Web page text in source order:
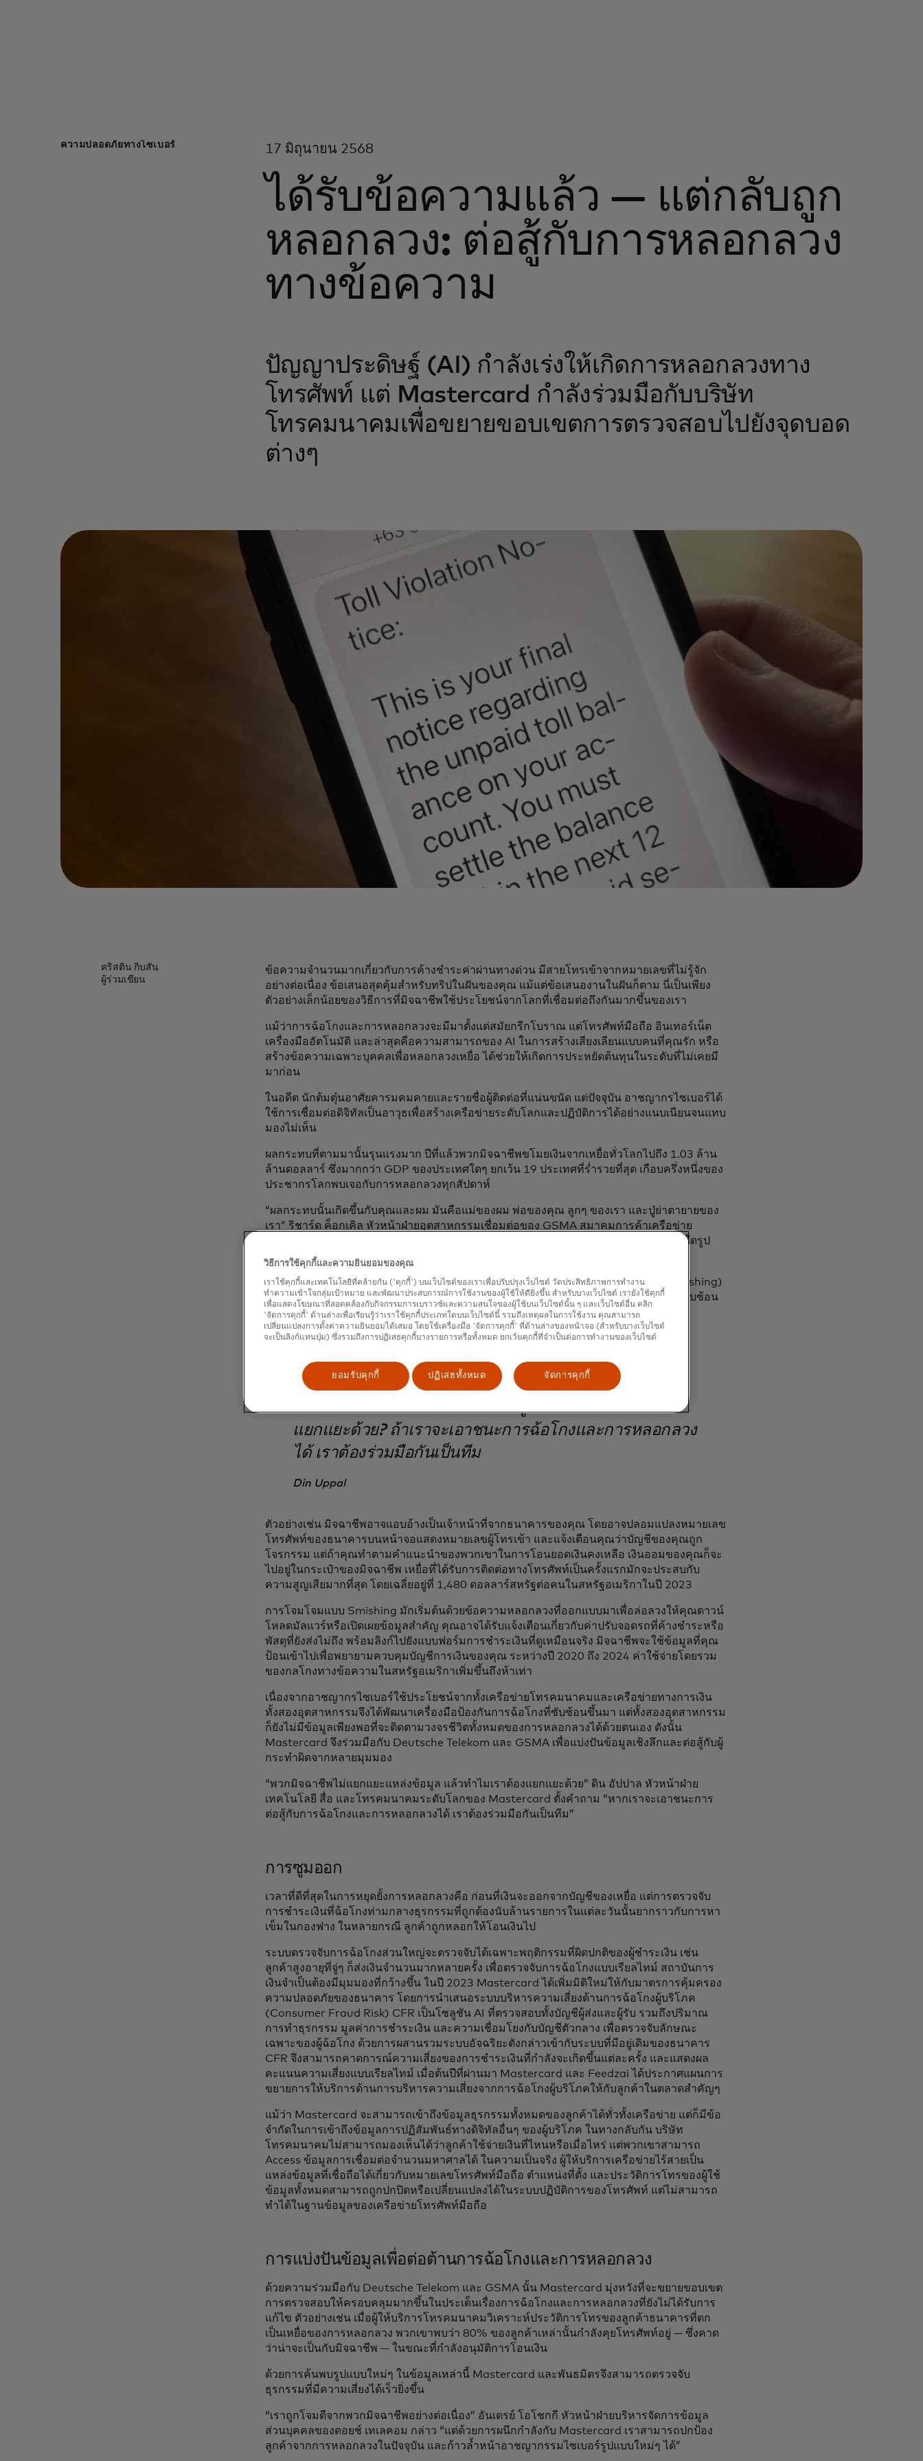
ความปลอดภัยทางไซเบอร์ 17 มิถุนายน 2568
ได้รับข้อความแล้ว — แต่กลับถูก
หลอกลวง: ต่อสู้กับการหลอกลวง
ทางข้อความ
ปัญญาประดิษฐ์ (AI) กำลังเร่งให้เกิดการหลอกลวงทาง
โทรศัพท์ แต่ Mastercard กำลังร่วมมือกับบริษัท
โทรคมนาคมเพื่อขยายขอบเขตการตรวจสอบไปยังจุดบอด
ต่างๆ
คริสติน กิบสัน
ผู้ร่วมเขียน
ข้อความจำนวนมากเกี่ยวกับการค้างชำระค่าผ่านทางด่วน มีสายโทรเข้าจากหมายเลขที่ไม่รู้จัก
อย่างต่อเนื่อง ข้อเสนอสุดคุ้มสำหรับทริปในฝันของคุณ แม้แต่ข้อเสนองานในฝันก็ตาม นี่เป็นเพียง
ตัวอย่างเล็กน้อยของวิธีการที่มิจฉาชีพใช้ประโยชน์จากโลกที่เชื่อมต่อถึงกันมากขึ้นของเรา
แม้ว่าการฉ้อโกงและการหลอกลวงจะมีมาตั้งแต่สมัยกรีกโบราณ แต่โทรศัพท์มือถือ อินเทอร์เน็ต
เครื่องมืออัตโนมัติ และล่าสุดคือความสามารถของ AI ในการสร้างเสียงเลียนแบบคนที่คุณรัก หรือ
สร้างข้อความเฉพาะบุคคลเพื่อหลอกลวงเหยื่อ ได้ช่วยให้เกิดการประหยัดต้นทุนในระดับที่ไม่เคยมี
มาก่อน
ในอดีต นักต้มตุ๋นอาศัยคารมคมคายและรายชื่อผู้ติดต่อที่แน่นขนัด แต่ปัจจุบัน อาชญากรไซเบอร์ได้
ใช้การเชื่อมต่อดิจิทัลเป็นอาวุธเพื่อสร้างเครือข่ายระดับโลกและปฏิบัติการได้อย่างแนบเนียนจนแทบ
มองไม่เห็น
ผลกระทบที่ตามมานั้นรุนแรงมาก ปีที่แล้วพวกมิจฉาชีพขโมยเงินจากเหยื่อทั่วโลกไปถึง 1.03 ล้าน
ล้านดอลลาร์ ซึ่งมากกว่า GDP ของประเทศใดๆ ยกเว้น 19 ประเทศที่ร่ำรวยที่สุด เกือบครึ่งหนึ่งของ
ประชากรโลกพบเจอกับการหลอกลวงทุกสัปดาห์
“ผลกระทบนั้นเกิดขึ้นกับคุณและผม มันคือแม่ของผม พ่อของคุณ ลูกๆ ของเรา และปู่ย่าตายายของ
เรา” ริชาร์ด ค็อกเคิล หัวหน้าฝ่ายอุตสาหกรรมเชื่อมต่อของ GSMA สมาคมการค้าเครือข่าย
โทรศัพท์มือถือกล่าว “ทุกคนรู้จักใครสักคนที่เคยตกเป็นเป้าหมายของการฉ้อโกงในรูปแบบใดรูป
แบบหนึ่ง”
ในปัจจุบัน การหลอกลวงส่วนใหญ่เริ่มต้นด้วยการโทรศัพท์ (vishing) หรือส่งข้อความ (smishing)
ในการโจมตีแบบวิชชิ่ง อาชญากรไซเบอร์ใช้เทคนิคทางสังคมและการปลอมแปลงตัวตนที่ซับซ้อน
เพื่อหลอกลวงผู้คนให้โอนเงินในสิ่งที่พวกเขาคิดว่าเป็นเรื่องถูกต้องตามกฎหมาย
แยกแยะด้วย? ถ้าเราจะเอาชนะการฉ้อโกงและการหลอกลวง
ได้ เราต้องร่วมมือกันเป็นทีม
Din Uppal
ตัวอย่างเช่น มิจฉาชีพอาจแอบอ้างเป็นเจ้าหน้าที่จากธนาคารของคุณ โดยอาจปลอมแปลงหมายเลข
โทรศัพท์ของธนาคารบนหน้าจอแสดงหมายเลขผู้โทรเข้า และแจ้งเตือนคุณว่าบัญชีของคุณถูก
โจรกรรม แต่ถ้าคุณทำตามคำแนะนำของพวกเขาในการโอนยอดเงินคงเหลือ เงินออมของคุณก็จะ
ไปอยู่ในกระเป๋าของมิจฉาชีพ เหยื่อที่ได้รับการติดต่อทางโทรศัพท์เป็นครั้งแรกมักจะประสบกับ
ความสูญเสียมากที่สุด โดยเฉลี่ยอยู่ที่ 1,480 ดอลลาร์สหรัฐต่อคนในสหรัฐอเมริกาในปี 2023
การโจมโจมแบบ Smishing มักเริ่มต้นด้วยข้อความหลอกลวงที่ออกแบบมาเพื่อล่อลวงให้คุณดาวน์
โหลดมัลแวร์หรือเปิดเผยข้อมูลสำคัญ คุณอาจได้รับแจ้งเตือนเกี่ยวกับค่าปรับจอดรถที่ค้างชำระหรือ
พัสดุที่ยังส่งไม่ถึง พร้อมลิงก์ไปยังแบบฟอร์มการชำระเงินที่ดูเหมือนจริง มิจฉาชีพจะใช้ข้อมูลที่คุณ
ป้อนเข้าไปเพื่อพยายามควบคุมบัญชีการเงินของคุณ ระหว่างปี 2020 ถึง 2024 ค่าใช้จ่ายโดยรวม
ของกลโกงทางข้อความในสหรัฐอเมริกาเพิ่มขึ้นถึงห้าเท่า
เนื่องจากอาชญากรไซเบอร์ใช้ประโยชน์จากทั้งเครือข่ายโทรคมนาคมและเครือข่ายทางการเงิน
ทั้งสองอุตสาหกรรมจึงได้พัฒนาเครื่องมือป้องกันการฉ้อโกงที่ซับซ้อนขึ้นมา แต่ทั้งสองอุตสาหกรรม
ก็ยังไม่มีข้อมูลเพียงพอที่จะติดตามวงจรชีวิตทั้งหมดของการหลอกลวงได้ด้วยตนเอง ดังนั้น
Mastercard จึงร่วมมือกับ Deutsche Telekom และ GSMA เพื่อแบ่งปันข้อมูลเชิงลึกและต่อสู้กับผู้
กระทำผิดจากหลายมุมมอง
“พวกมิจฉาชีพไม่แยกแยะแหล่งข้อมูล แล้วทำไมเราต้องแยกแยะด้วย” ดิน อัปปาล หัวหน้าฝ่าย
เทคโนโลยี สื่อ และโทรคมนาคมระดับโลกของ Mastercard ตั้งคำถาม “หากเราจะเอาชนะการ
ต่อสู้กับการฉ้อโกงและการหลอกลวงได้ เราต้องร่วมมือกันเป็นทีม”
การซูมออก
เวลาที่ดีที่สุดในการหยุดยั้งการหลอกลวงคือ ก่อนที่เงินจะออกจากบัญชีของเหยื่อ แต่การตรวจจับ
การชำระเงินที่ฉ้อโกงท่ามกลางธุรกรรมที่ถูกต้องนับล้านรายการในแต่ละวันนั้นยากราวกับการหา
เข็มในกองฟาง ในหลายกรณี ลูกค้าถูกหลอกให้โอนเงินไป
ระบบตรวจจับการฉ้อโกงส่วนใหญ่จะตรวจจับได้เฉพาะพฤติกรรมที่ผิดปกติของผู้ชำระเงิน เช่น
ลูกค้าสูงอายุที่จู่ๆ ก็ส่งเงินจำนวนมากหลายครั้ง เพื่อตรวจจับการฉ้อโกงแบบเรียลไทม์ สถาบันการ
เงินจำเป็นต้องมีมุมมองที่กว้างขึ้น ในปี 2023 Mastercard ได้เพิ่มมิติใหม่ให้กับมาตรการคุ้มครอง
ความปลอดภัยของธนาคาร โดยการนำเสนอระบบบริหารความเสี่ยงด้านการฉ้อโกงผู้บริโภค
(Consumer Fraud Risk) CFR เป็นโซลูชัน AI ที่ตรวจสอบทั้งบัญชีผู้ส่งและผู้รับ รวมถึงปริมาณ
การทำธุรกรรม มูลค่าการชำระเงิน และความเชื่อมโยงกับบัญชีตัวกลาง เพื่อตรวจจับลักษณะ
เฉพาะของผู้ฉ้อโกง ด้วยการผสานรวมระบบอัจฉริยะดังกล่าวเข้ากับระบบที่มีอยู่เดิมของธนาคาร
CFR จึงสามารถคาดการณ์ความเสี่ยงของการชำระเงินที่กำลังจะเกิดขึ้นแต่ละครั้ง และแสดงผล
คะแนนความเสี่ยงแบบเรียลไทม์ เมื่อต้นปีที่ผ่านมา Mastercard และ Feedzai ได้ประกาศแผนการ
ขยายการให้บริการด้านการบริหารความเสี่ยงจากการฉ้อโกงผู้บริโภคให้กับลูกค้าในตลาดสำคัญๆ
แม้ว่า Mastercard จะสามารถเข้าถึงข้อมูลธุรกรรมทั้งหมดของลูกค้าได้ทั่วทั้งเครือข่าย แต่ก็มีข้อ
จำกัดในการเข้าถึงข้อมูลการปฏิสัมพันธ์ทางดิจิทัลอื่นๆ ของผู้บริโภค ในทางกลับกัน บริษัท
โทรคมนาคมไม่สามารถมองเห็นได้ว่าลูกค้าใช้จ่ายเงินที่ไหนหรือเมื่อไหร่ แต่พวกเขาสามารถ
Access ข้อมูลการเชื่อมต่อจำนวนมหาศาลได้ ในความเป็นจริง ผู้ให้บริการเครือข่ายไร้สายเป็น
แหล่งข้อมูลที่เชื่อถือได้เกี่ยวกับหมายเลขโทรศัพท์มือถือ ตำแหน่งที่ตั้ง และประวัติการโทรของผู้ใช้
ข้อมูลทั้งหมดสามารถถูกปกปิดหรือเปลี่ยนแปลงได้ในระบบปฏิบัติการของโทรศัพท์ แต่ไม่สามารถ
ทำได้ในฐานข้อมูลของเครือข่ายโทรศัพท์มือถือ
การแบ่งปันข้อมูลเพื่อต่อต้านการฉ้อโกงและการหลอกลวง
ด้วยความร่วมมือกับ Deutsche Telekom และ GSMA นั้น Mastercard มุ่งหวังที่จะขยายขอบเขต
การตรวจสอบให้ครอบคลุมมากขึ้นในประเด็นเรื่องการฉ้อโกงและการหลอกลวงที่ยังไม่ได้รับการ
แก้ไข ตัวอย่างเช่น เมื่อผู้ให้บริการโทรคมนาคมวิเคราะห์ประวัติการโทรของลูกค้าธนาคารที่ตก
เป็นเหยื่อของการหลอกลวง พวกเขาพบว่า 80% ของลูกค้าเหล่านั้นกำลังคุยโทรศัพท์อยู่ — ซึ่งคาด
ว่าน่าจะเป็นกับมิจฉาชีพ — ในขณะที่กำลังอนุมัติการโอนเงิน
ด้วยการค้นพบรูปแบบใหม่ๆ ในข้อมูลเหล่านี้ Mastercard และพันธมิตรจึงสามารถตรวจจับ
ธุรกรรมที่มีความเสี่ยงได้เร็วยิ่งขึ้น
“เราถูกโจมตีจากพวกมิจฉาชีพอย่างต่อเนื่อง” อันเดรย์ โอโชกกี หัวหน้าฝ่ายบริหารจัดการข้อมูล
ส่วนบุคคลของดอยช์ เทเลคอม กล่าว “แต่ด้วยการผนึกกำลังกับ Mastercard เราสามารถปกป้อง
ลูกค้าจากการหลอกลวงในปัจจุบัน และก้าวล้ำหน้าอาชญากรรมไซเบอร์รูปแบบใหม่ๆ ได้”
วิธีการใช้คุกกี้และความยินยอมของคุณ
เราใช้คุกกี้และเทคโนโลยีที่คล้ายกัน ('คุกกี้') บนเว็บไซต์ของเราเพื่อปรับปรุงเว็บไซต์ วัดประสิทธิภาพการทำงาน
ทำความเข้าใจกลุ่มเป้าหมาย และพัฒนาประสบการณ์การใช้งานของผู้ใช้ให้ดียิ่งขึ้น สำหรับบางเว็บไซต์ เรายังใช้คุกกี้
เพื่อแสดงโฆษณาที่สอดคล้องกับกิจกรรมการเบราวซ์และความสนใจของผู้ใช้บนเว็บไซต์นั้น ๆ และเว็บไซต์อื่น คลิก
'จัดการคุกกี้' ด้านล่างเพื่อเรียนรู้ว่าเราใช้คุกกี้ประเภทใดบนเว็บไซต์นี้ รวมถึงเหตุผลในการใช้งาน คุณสามารถ
เปลี่ยนแปลงการตั้งค่าความยินยอมได้เสมอ โดยใช้เครื่องมือ 'จัดการคุกกี้' ที่ด้านล่างของหน้าจอ (สำหรับบางเว็บไซต์
จะเป็นลิงก์แทนปุ่ม) ซึ่งรวมถึงการปฏิเสธคุกกี้บางรายการหรือทั้งหมด ยกเว้นคุกกี้ที่จำเป็นต่อการทำงานของเว็บไซต์
ยอมรับคุกกี้ ปฏิเสธทั้งหมด จัดการคุกกี้